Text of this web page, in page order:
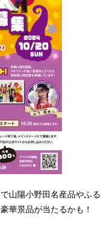
山陽小野田名産品やふる
華景品が当たるかも！